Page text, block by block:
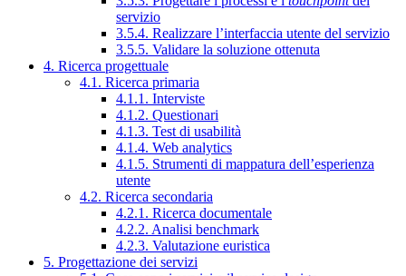
servizio
3.5.4. Realizzare l’interfaccia utente del servizio
3.5.5. Validare la soluzione ottenuta
4. Ricerca progettuale
4.1. Ricerca primaria
4.1.1. Interviste
4.1.2. Questionari
4.1.3. Test di usabilità
4.1.4. Web analytics
4.1.5. Strumenti di mappatura dell’esperienza
utente
4.2. Ricerca secondaria
4.2.1. Ricerca documentale
4.2.2. Analisi benchmark
4.2.3. Valutazione euristica
5. Progettazione dei servizi